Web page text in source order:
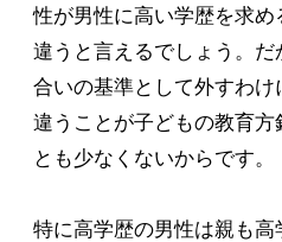
性が男性に高い学歴を求め
違うと言えるでしょう。だ
合いの基準として外すわ
違うことが子どもの教育方
とも少なくないからです。
特に高学歴の男性は親も高